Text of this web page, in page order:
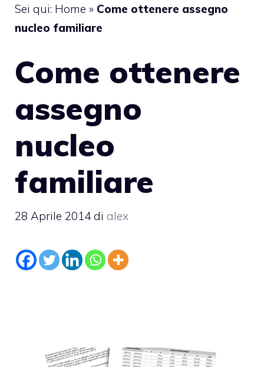
Sei qui: Home » Come ottenere assegno
nucleo familiare
Come ottenere
assegno
nucleo
familiare
28 Aprile 2014 di alex